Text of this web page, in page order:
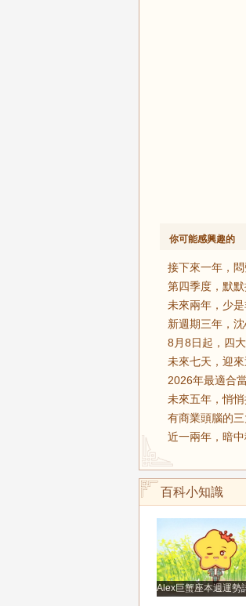
你可能感興趣的
接下來一年，
第四季度，默
未來兩年，少
新週期三年，
8月8日起，四
未來七天，迎
2026年最適合
未來五年，悄
有商業頭腦的
近一兩年，暗
百科小知識
Alex巨蟹座本週運勢